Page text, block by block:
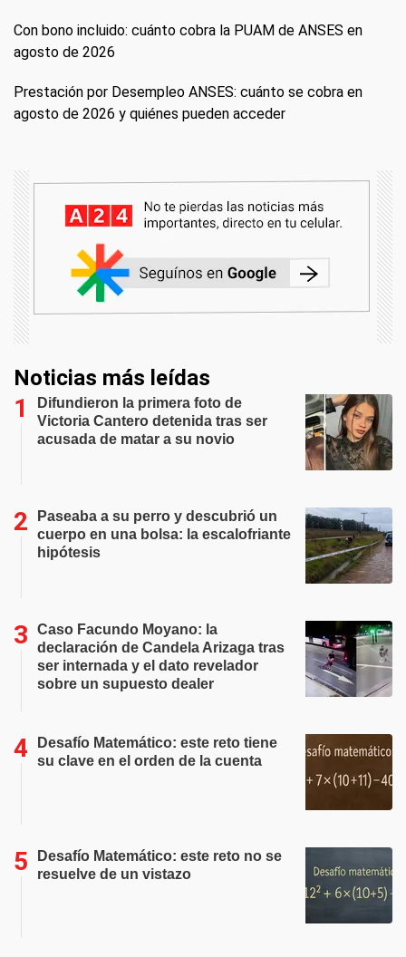
Con bono incluido: cuánto cobra la PUAM de ANSES en
agosto de 2026
Prestación por Desempleo ANSES: cuánto se cobra en
agosto de 2026 y quiénes pueden acceder
Noticias más leídas
Difundieron la primera foto de
Victoria Cantero detenida tras ser
acusada de matar a su novio
Paseaba a su perro y descubrió un
cuerpo en una bolsa: la escalofriante
hipótesis
Caso Facundo Moyano: la
declaración de Candela Arizaga tras
ser internada y el dato revelador
sobre un supuesto dealer
Desafío Matemático: este reto tiene
su clave en el orden de la cuenta
Desafío Matemático: este reto no se
resuelve de un vistazo